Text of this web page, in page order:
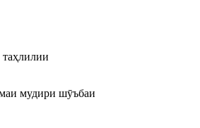
мудири шӯъбаи